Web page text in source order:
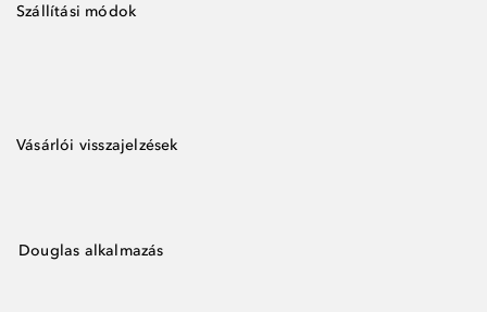
Szállítási módok
Vásárlói visszajelzések
Douglas alkalmazás